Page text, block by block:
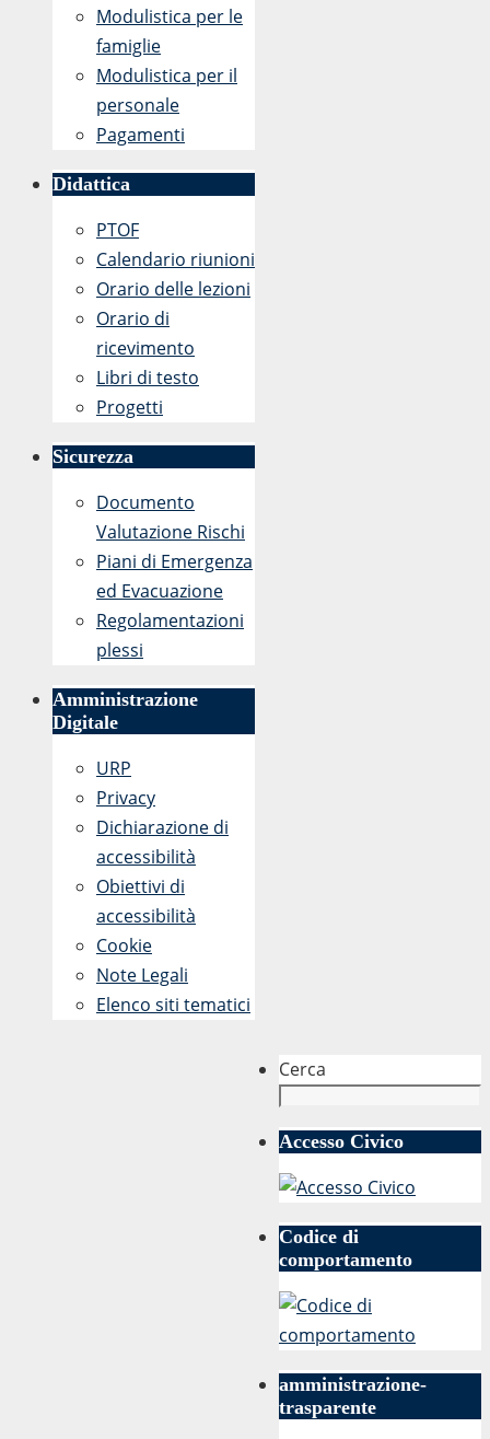
Modulistica per le
famiglie
Modulistica per il
personale
Pagamenti
Didattica
PTOF
Calendario riunioni
Orario delle lezioni
Orario di
ricevimento
Libri di testo
Progetti
Sicurezza
Documento
Valutazione Rischi
Piani di Emergenza
ed Evacuazione
Regolamentazioni
plessi
Amministrazione
Digitale
URP
Privacy
Dichiarazione di
accessibilità
Obiettivi di
accessibilità
Cookie
Note Legali
Elenco siti tematici
Cerca
Accesso Civico
Codice di
comportamento
amministrazione-
trasparente